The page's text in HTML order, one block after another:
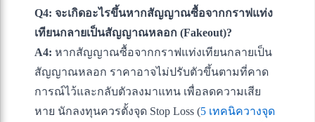
Q4: จะเกิดอะไรขึ้นหากสัญญาณซื้อจากกราฟแท่ง
เทียนกลายเป็นสัญญาณหลอก (Fakeout)?
A4: หากสัญญาณซื้อจากกราฟแท่งเทียนกลายเป็น
สัญญาณหลอก ราคาอาจไม่ปรับตัวขึ้นตามที่คาด
การณ์ไว้และกลับตัวลงมาแทน เพื่อลดความเสีย
หาย นักลงทุนควรตั้งจุด Stop Loss (5 เทคนิควางจุด